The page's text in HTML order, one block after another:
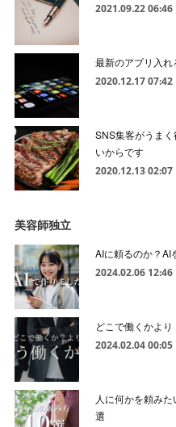
2021.09.22 06:46
最新のアプリ入
2020.12.17 07:42
SNS集客がうま
いからです
2020.12.13 02:07
美容師独立
AIに頼るのか？AI
2024.02.06 12:46
どこで働くかより
2024.02.04 00:05
人に何かを頼み
選